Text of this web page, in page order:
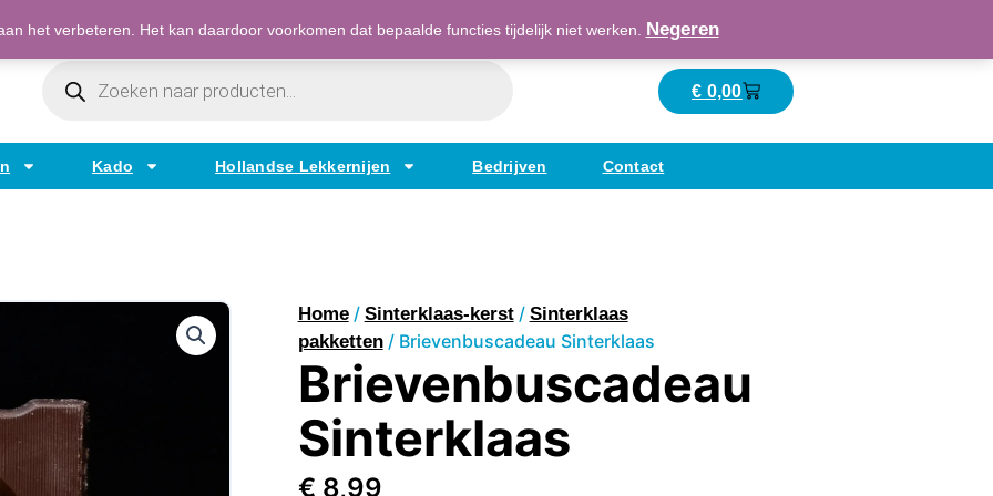
het verbeteren. Het kan daardoor voorkomen dat bepaalde functies tijdelijk niet werken. Negeren
Bestellen op factuur mogelijk voor bedrijven
Maatschappelijk verantwoord ondernemend
Producten
€ 0,00Winkelwagen
Kado Hollandse Lekkernijen Bedrijven Contact
Home/ Sinterklaas-kerst/ Sinterklaas
pakketten/ Brievenbuscadeau Sinterklaas
Brievenbuscadeau
Sinterklaas
€ 8,99